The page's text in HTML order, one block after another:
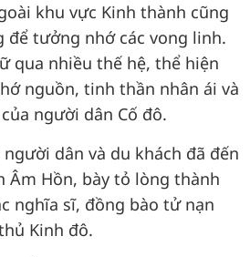
khu vực Kinh thành cũng
để tưởng nhớ các vong linh.
qua nhiều thế hệ, thể hiện
nguồn, tinh thần nhân ái và
người dân Cố đô.
dân và du khách đã đến
Âm Hồn, bày tỏ lòng thành
nghĩa sĩ, đồng bào tử nạn
Kinh đô.